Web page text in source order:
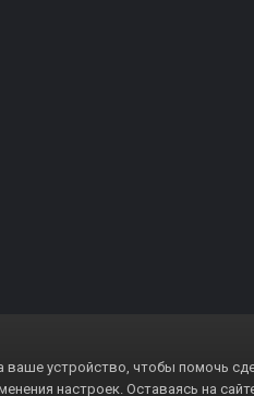
ваше устройство, чтобы помочь
настроек. Оставаясь на